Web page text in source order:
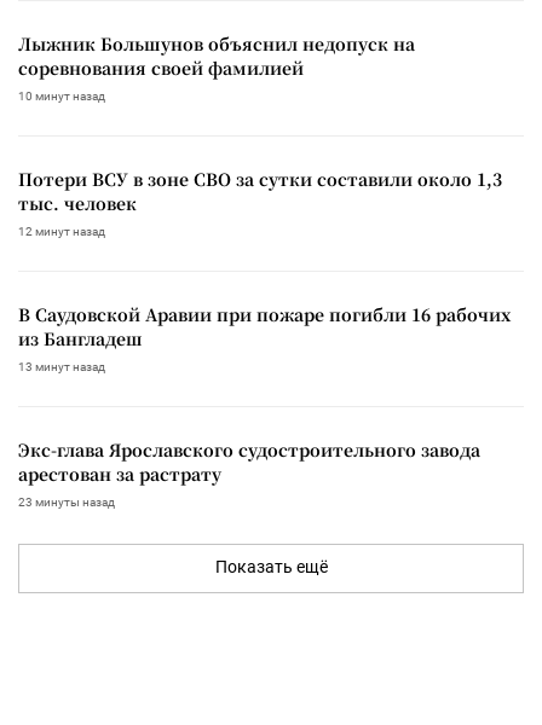
Лыжник Большунов объяснил недопуск на
соревнования своей фамилией
10 минут назад
Потери ВСУ в зоне СВО за сутки составили около 1,3
тыс. человек
12 минут назад
В Саудовской Аравии при пожаре погибли 16 рабочих
из Бангладеш
13 минут назад
Экс-глава Ярославского судостроительного завода
арестован за растрату
23 минуты назад
Показать ещё